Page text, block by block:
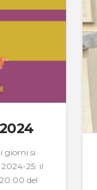
giorni si
25: il
del